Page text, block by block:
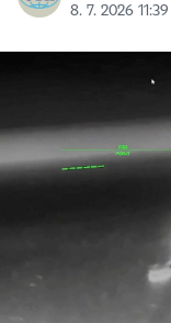
8. 7. 2026